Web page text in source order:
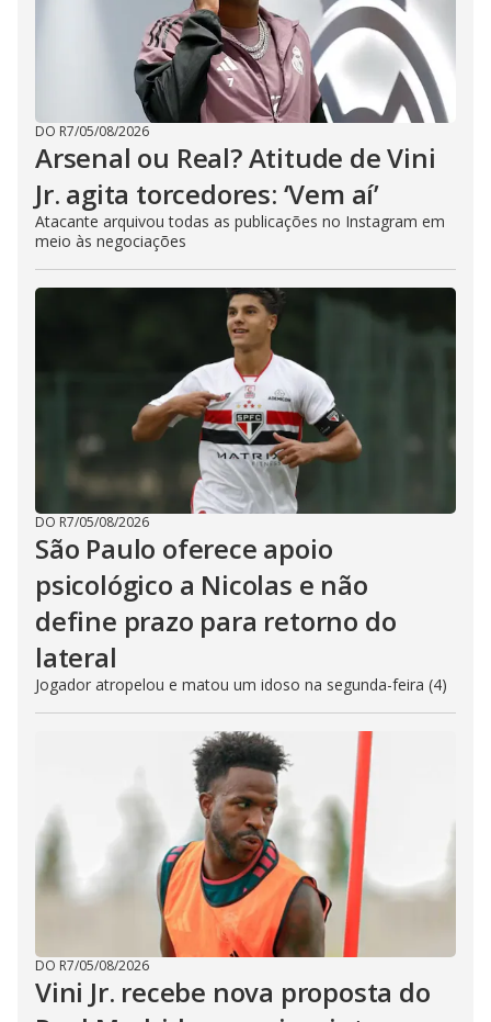
DO R7/05/08/2026
Arsenal ou Real? Atitude de Vini
Jr. agita torcedores: ‘Vem aí’
Atacante arquivou todas as publicações no Instagram em
meio às negociações
DO R7/05/08/2026
São Paulo oferece apoio
psicológico a Nicolas e não
define prazo para retorno do
lateral
Jogador atropelou e matou um idoso na segunda-feira (4)
DO R7/05/08/2026
Vini Jr. recebe nova proposta do